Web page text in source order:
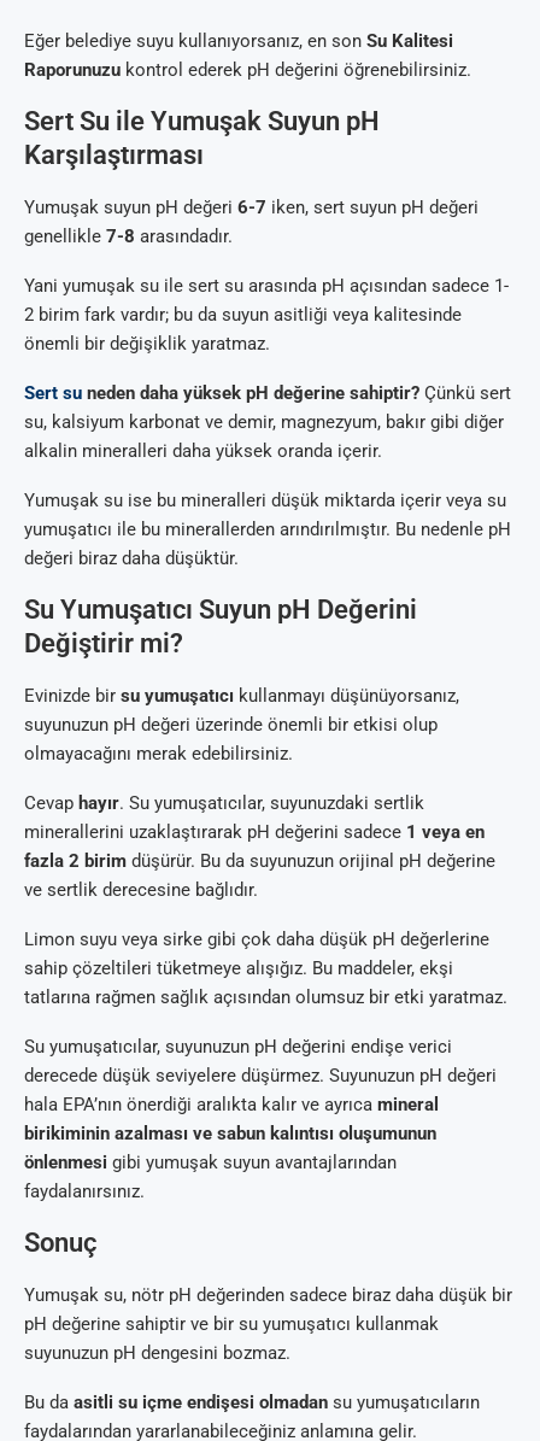
Eğer belediye suyu kullanıyorsanız, en son Su Kalitesi
Raporunuzu kontrol ederek pH değerini öğrenebilirsiniz.
Sert Su ile Yumuşak Suyun pH
Karşılaştırması
Yumuşak suyun pH değeri 6-7 iken, sert suyun pH değeri
genellikle 7-8 arasındadır.
Yani yumuşak su ile sert su arasında pH açısından sadece 1-
2 birim fark vardır; bu da suyun asitliği veya kalitesinde
önemli bir değişiklik yaratmaz.
Sert su neden daha yüksek pH değerine sahiptir? Çünkü sert
su, kalsiyum karbonat ve demir, magnezyum, bakır gibi diğer
alkalin mineralleri daha yüksek oranda içerir.
Yumuşak su ise bu mineralleri düşük miktarda içerir veya su
yumuşatıcı ile bu minerallerden arındırılmıştır. Bu nedenle pH
değeri biraz daha düşüktür.
Su Yumuşatıcı Suyun pH Değerini
Değiştirir mi?
Evinizde bir su yumuşatıcı kullanmayı düşünüyorsanız,
suyunuzun pH değeri üzerinde önemli bir etkisi olup
olmayacağını merak edebilirsiniz.
Cevap hayır. Su yumuşatıcılar, suyunuzdaki sertlik
minerallerini uzaklaştırarak pH değerini sadece 1 veya en
fazla 2 birim düşürür. Bu da suyunuzun orijinal pH değerine
ve sertlik derecesine bağlıdır.
Limon suyu veya sirke gibi çok daha düşük pH değerlerine
sahip çözeltileri tüketmeye alışığız. Bu maddeler, ekşi
tatlarına rağmen sağlık açısından olumsuz bir etki yaratmaz.
Su yumuşatıcılar, suyunuzun pH değerini endişe verici
derecede düşük seviyelere düşürmez. Suyunuzun pH değeri
hala EPA’nın önerdiği aralıkta kalır ve ayrıca mineral
birikiminin azalması ve sabun kalıntısı oluşumunun
önlenmesi gibi yumuşak suyun avantajlarından
faydalanırsınız.
Sonuç
Yumuşak su, nötr pH değerinden sadece biraz daha düşük bir
pH değerine sahiptir ve bir su yumuşatıcı kullanmak
suyunuzun pH dengesini bozmaz.
Bu da asitli su içme endişesi olmadan su yumuşatıcıların
faydalarından yararlanabileceğiniz anlamına gelir.